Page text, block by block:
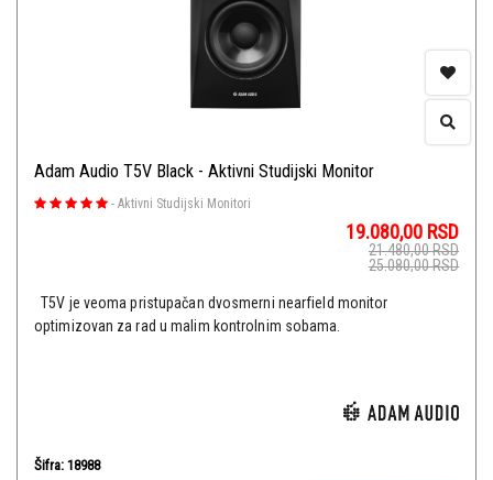
Adam Audio T5V Black - Aktivni Studijski Monitor
- Aktivni Studijski Monitori
19.080,00 RSD
21.480,00RSD
25.080,00RSD
T5V je veoma pristupačan dvosmerni nearfield monitor
optimizovan za rad u malim kontrolnim sobama.
Šifra: 18988